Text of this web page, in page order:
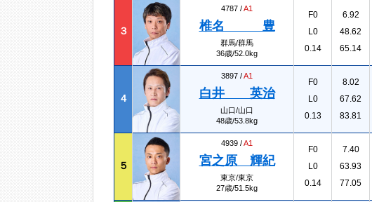
３
4787 /A1
椎名 豊
群馬/群馬
36歳/52.0kg
F0
L0
0.14
6.92
48.62
65.14
４
3897 /A1
白井 英治
山口/山口
48歳/53.8kg
F0
L0
0.13
8.02
67.62
83.81
５
4939 /A1
宮之原 輝紀
東京/東京
27歳/51.5kg
F0
L0
0.14
7.40
63.93
77.05